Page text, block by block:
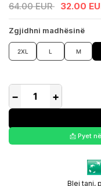
64.00 EUR 32.00
Zgjidhni madhësinë
2XL L M
− +
📩 Pyet
Blej tani,